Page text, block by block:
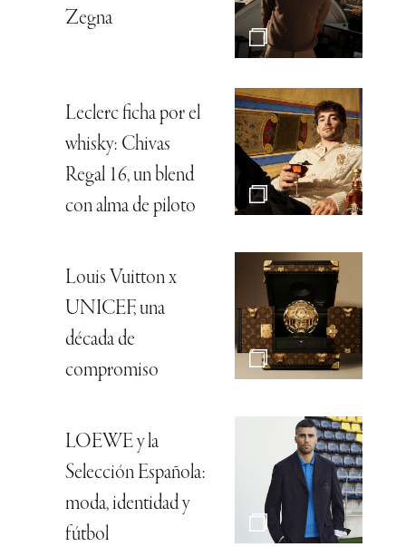
Zegna
Leclerc ficha por el
whisky: Chivas
Regal 16, un blend
con alma de piloto
Louis Vuitton x
UNICEF, una
década de
compromiso
LOEWE y la
Selección Española:
moda, identidad y
fútbol